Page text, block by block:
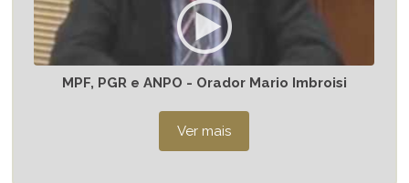
MPF, PGR e ANPO - Orador Mario Imbroisi